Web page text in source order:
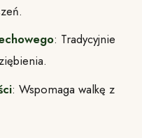
: Tradycyjnie
: Wspomaga walkę z